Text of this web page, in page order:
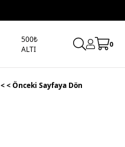
500₺
ALTI
0
< < Önceki Sayfaya Dön